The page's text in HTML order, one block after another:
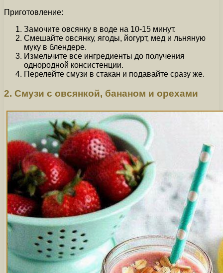
Приготовление:
Замочите овсянку в воде на 10-15 минут.
Смешайте овсянку, ягоды, йогурт, мед и льняную
муку в блендере.
Измельчите все ингредиенты до получения
однородной консистенции.
Перелейте смузи в стакан и подавайте сразу же.
2. Смузи с овсянкой, бананом и орехами